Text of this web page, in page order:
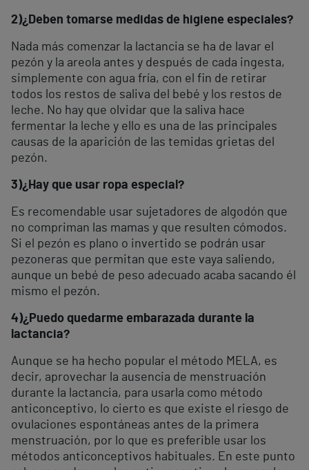
2)¿Deben tomarse medidas de higiene especiales?
Nada más comenzar la lactancia se ha de lavar el
pezón y la areola antes y después de cada ingesta,
simplemente con agua fría, con el fin de retirar
todos los restos de saliva del bebé y los restos de
leche. No hay que olvidar que la saliva hace
fermentar la leche y ello es una de las principales
causas de la aparición de las temidas grietas del
pezón.
3)¿Hay que usar ropa especial?
Es recomendable usar sujetadores de algodón que
no compriman las mamas y que resulten cómodos.
Si el pezón es plano o invertido se podrán usar
pezoneras que permitan que este vaya saliendo,
aunque un bebé de peso adecuado acaba sacando él
mismo el pezón.
4)¿Puedo quedarme embarazada durante la
lactancia?
Aunque se ha hecho popular el método MELA, es
decir, aprovechar la ausencia de menstruación
durante la lactancia, para usarla como método
anticonceptivo, lo cierto es que existe el riesgo de
ovulaciones espontáneas antes de la primera
menstruación, por lo que es preferible usar los
métodos anticonceptivos habituales. En este punto